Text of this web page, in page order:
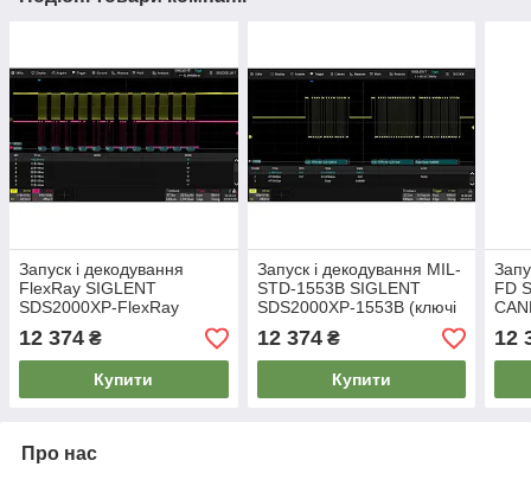
Запуск і декодування
FlexRay SIGLENT
SDS2000XP-FlexRay
12 374 ₴
Купити
Запуск і декодування MIL-
STD-1553B SIGLENT
SDS2000XP-1553B (ключі
активації)
12 374₴
Купити
FD
12
Про нас